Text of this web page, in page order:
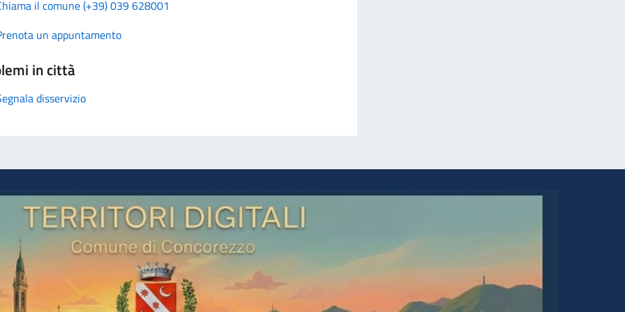
il comune (+39) 039 628001
un appuntamento
in città
disservizio